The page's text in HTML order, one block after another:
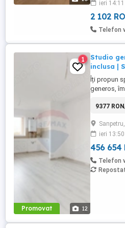
proprii
ieri 14:11
2 102
Telefon
Promovat 12
1
Studio
inclusa |
Îți propun
generos,
către oraș
parterul
City 2 și
9377
ieri 13:50
456 654
Telefon